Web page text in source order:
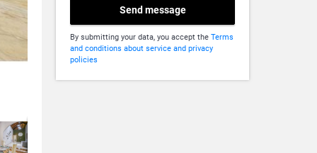
Send message
By submitting your data, you accept the Terms
and conditions about service and privacy
policies